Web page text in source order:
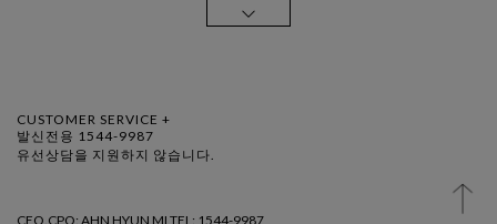
CUSTOMER SERVICE +
발신전용 1544-9987
유선상담을 지원하지 않습니다.
CEO.CPO: AHN HYUN MI TEL: 1544-9987